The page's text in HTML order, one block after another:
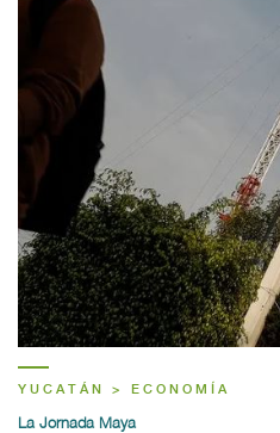
YUCATÁN > ECONOMÍA
La Jornada Maya